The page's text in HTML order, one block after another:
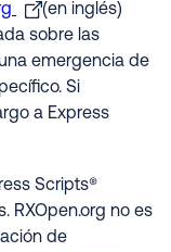
(en inglés)
sobre las
emergencia de
Si
a Express
Scripts®
RXOpen.org no es
de